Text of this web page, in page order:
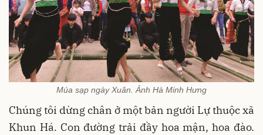
Múa sạp ngày Xuân. Ảnh Hà Minh Hưng
Chúng tôi dừng chân ở một bản người Lự thuộc xã
Khun Há. Con đường trải đầy hoa mận, hoa đào.